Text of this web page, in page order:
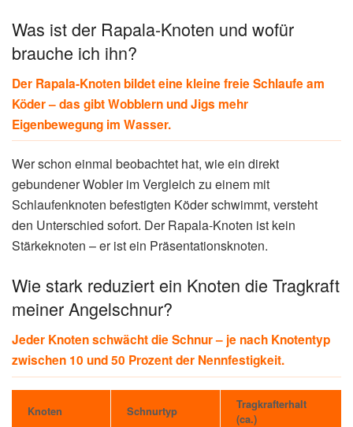
Was ist der Rapala-Knoten und wofür
brauche ich ihn?
Der Rapala-Knoten bildet eine kleine freie Schlaufe am
Köder – das gibt Wobblern und Jigs mehr
Eigenbewegung im Wasser.
Wer schon einmal beobachtet hat, wie ein direkt
gebundener Wobler im Vergleich zu einem mit
Schlaufenknoten befestigten Köder schwimmt, versteht
den Unterschied sofort. Der Rapala-Knoten ist kein
Stärkeknoten – er ist ein Präsentationsknoten.
Wie stark reduziert ein Knoten die Tragkraft
meiner Angelschnur?
Jeder Knoten schwächt die Schnur – je nach Knotentyp
zwischen 10 und 50 Prozent der Nennfestigkeit.
Knoten Schnurtyp
Tragkrafterhalt
(ca.)